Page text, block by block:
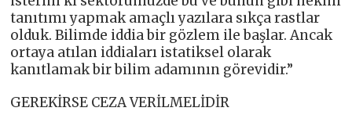
tanıtımı yapmak amaçlı yazılara sıkça rastlar
olduk. Bilimde iddia bir gözlem ile başlar. Ancak
ortaya atılan iddiaları istatiksel olarak
kanıtlamak bir bilim adamının görevidir.”
GEREKİRSE CEZA VERİLMELİDİR